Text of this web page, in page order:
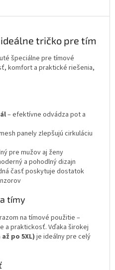
tričko pre tím
špeciálne pre tímové
komfort a praktické riešenia,
– efektívne odvádza pot a
panely zlepšujú cirkuláciu
pre mužov aj ženy
a pohodlný dizajn
časť poskytuje dostatok
tímy
na tímové použitie –
a praktickosť. Vďaka širokej
po 5XL) je ideálny pre celý